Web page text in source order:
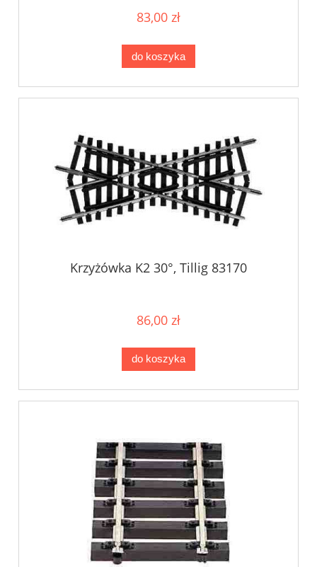
83,00 zł
do koszyka
Krzyżówka K2 30°, Tillig 83170
86,00 zł
do koszyka